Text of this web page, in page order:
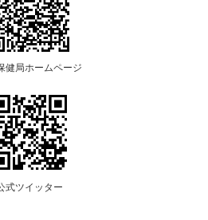
健局ホームページ
式ツイッター